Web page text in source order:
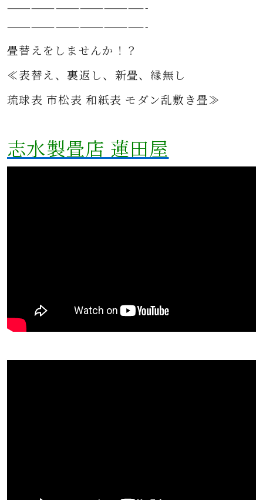
—————————————————-
—————————————————-
畳替えをしませんか！？
≪表替え、裏返し、新畳、縁無し
琉球表 市松表 和紙表 モダン乱敷き畳≫
志水製畳店 蓮田屋